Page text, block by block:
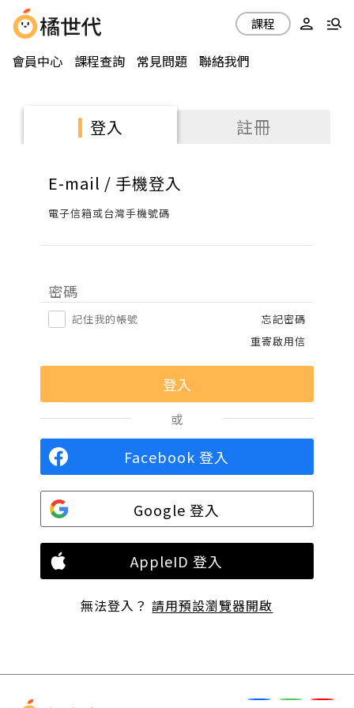
會員中心 課程查詢 常見問題 聯絡我們
課程
登入 註冊
E-mail / 手機登入
電子信箱或台灣手機號碼
密碼
記住我的帳號
忘記密碼
重寄啟用信
或
Facebook 登入
Google 登入
AppleID 登入
無法登入？請用預設瀏覽器開啟